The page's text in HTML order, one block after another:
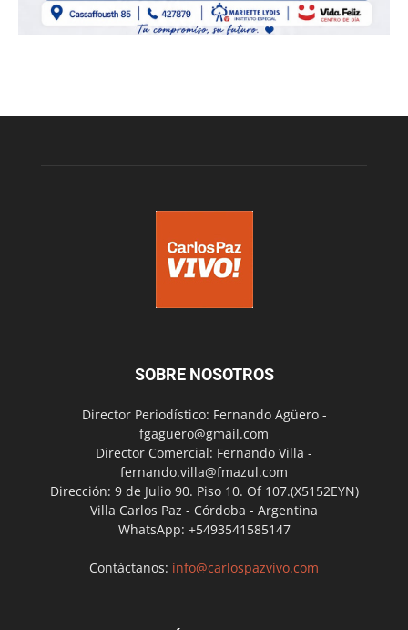
SOBRE NOSOTROS
Director Periodístico: Fernando Agüero -
fgaguero@gmail.com
Director Comercial: Fernando Villa -
fernando.villa@fmazul.com
Dirección: 9 de Julio 90. Piso 10. Of 107.(X5152EYN)
Villa Carlos Paz - Córdoba - Argentina
WhatsApp: +5493541585147
Contáctanos: info@carlospazvivo.com